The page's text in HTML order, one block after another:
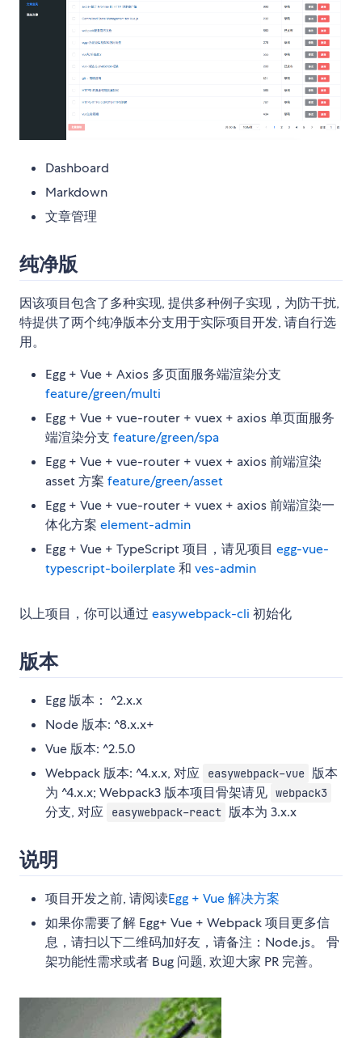
Dashboard
Markdown
文章管理
纯净版
因该项目包含了多种实现, 提供多种例子实现，为防干扰,
特提供了两个纯净版本分支用于实际项目开发, 请自行选
用。
Egg + Vue + Axios 多页面服务端渲染分支
feature/green/multi
Egg + Vue + vue-router + vuex + axios 单页面服务
端渲染分支 feature/green/spa
Egg + Vue + vue-router + vuex + axios 前端渲染
asset 方案 feature/green/asset
Egg + Vue + vue-router + vuex + axios 前端渲染一
体化方案 element-admin
Egg + Vue + TypeScript 项目，请见项目 egg-vue-
typescript-boilerplate和 ves-admin
以上项目，你可以通过 easywebpack-cli 初始化
版本
Egg 版本： ^2.x.x
Node 版本: ^8.x.x+
Vue 版本: ^2.5.0
Webpack 版本: ^4.x.x, 对应
easywebpack-vue 版本
为 ^4.x.x; Webpack3 版本项目骨架请见 webpack3
分支, 对应 easywebpack-react 版本为 3.x.x
说明
项目开发之前, 请阅读Egg + Vue 解决方案
如果你需要了解 Egg+ Vue + Webpack 项目更多信
息，请扫以下二维码加好友，请备注：Node.js。 骨
架功能性需求或者 Bug 问题, 欢迎大家 PR 完善。